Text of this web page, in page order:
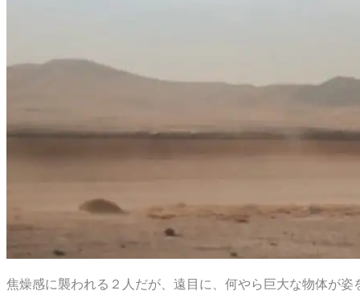
焦燥感に襲われる２人だが、遠目に、何やら巨大な物体が姿